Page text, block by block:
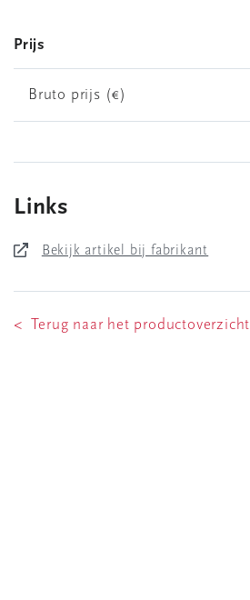
Prijs
Bruto prijs (€)
Links
Bekijk artikel bij fabrikant
< Terug naar het productoverzicht